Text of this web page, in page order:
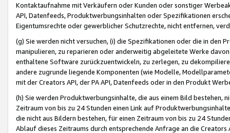
Kontaktaufnahme mit Verkäufern oder Kunden oder sonstiger
API, Datenfeeds, Produktwerbungsinhalten oder Spezifikationen
Eigentumsrechte oder gewerblicher Schutzrechte, nicht entfernen,
(g) Sie werden nicht versuchen, (i) die Spezifikationen oder die in
manipulieren, zu reparieren oder anderweitig abgeleitete Werke
enthaltene Software zurückzuentwickeln, zu zerlegen, zu
andere zugrunde liegende Komponenten (wie Modelle,
mit der Creators API, der PA API, Datenfeeds oder in den Produkt
(h) Sie werden Produktwerbungsinhalte, die aus einem Bild bestehen,
Zeitraum von bis zu 24 Stunden einen Link auf
die nicht aus Bildern bestehen, für einen Zeitraum von bis zu 24
Ablauf dieses Zeitraums durch entsprechende Anfrage an die